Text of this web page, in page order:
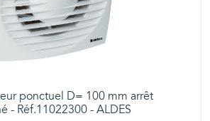
ponctuel D= 100 mm arrêt
- Réf.11022300 - ALDES